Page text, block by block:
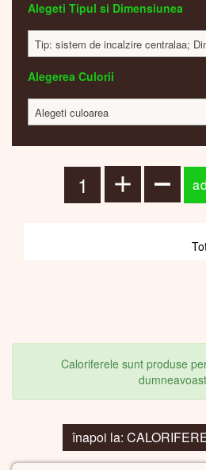
Alegeti Tipul si Dimensiunea
Alegerea Culorii
Alegeti culoarea
Caloriferele sunt produse
înapoi la: